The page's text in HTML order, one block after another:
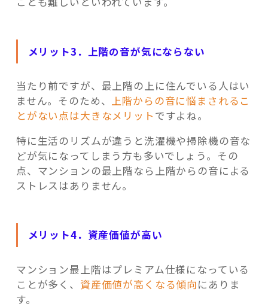
メリット3．上階の音が気にならない
当たり前ですが、最上階の上に住んでいる人はい
ません。そのため、 上階からの音に悩まされるこ
とがない点は大きなメリット ですよね。
特に生活のリズムが違うと洗濯機や掃除機の音な
どが気になってしまう方も多いでしょう。その
点、マンションの最上階なら上階からの音による
ストレスはありません。
メリット4．資産価値が高い
マンション最上階はプレミアム仕様になっている
ことが多く、 資産価値が高くなる傾向にありま
す。